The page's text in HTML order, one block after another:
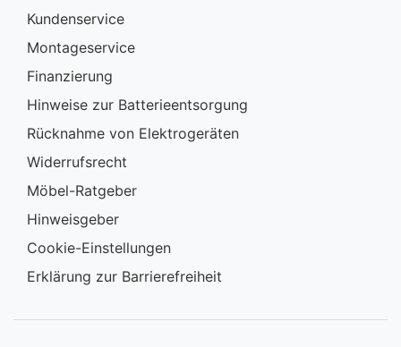
Kundenservice
Montageservice
Finanzierung
Hinweise zur Batterieentsorgung
Rücknahme von Elektrogeräten
Widerrufsrecht
Möbel-Ratgeber
Hinweisgeber
Cookie-Einstellungen
Erklärung zur Barrierefreiheit